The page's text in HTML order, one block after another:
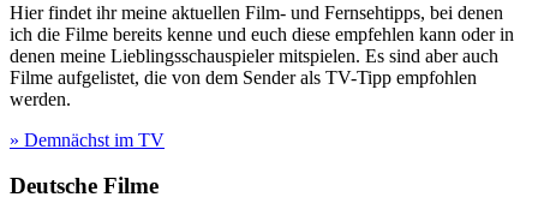
Hier findet ihr meine aktuellen Film- und Fernsehtipps, bei denen
ich die Filme bereits kenne und euch diese empfehlen kann oder in
denen meine Lieblingsschauspieler mitspielen. Es sind aber auch
Filme aufgelistet, die von dem Sender als TV-Tipp empfohlen
werden.
» Demnächst im TV
Deutsche Filme